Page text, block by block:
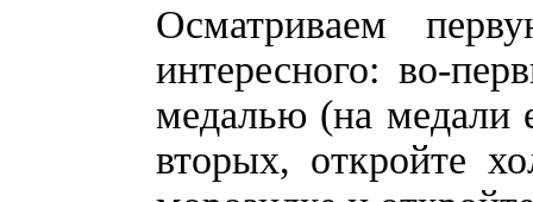
Осматриваем
интересного: во-
медалью (на медали
вторых, откройте